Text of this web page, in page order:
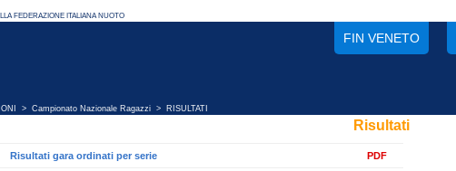
FIN VENETO
> Campionato Nazionale Ragazzi > RISULTATI
Risultati
Risultati gara ordinati per serie PDF